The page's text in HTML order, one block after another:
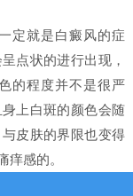
就是白癜风的症
点状的进行出现，
的程度并不是很严
上白斑的颜色会随
皮肤的界限也变得
痒感的。